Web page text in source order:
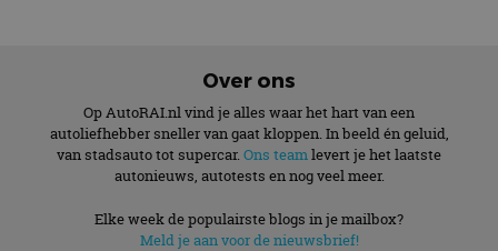
Over ons
Op AutoRAI.nl vind je alles waar het hart van een
autoliefhebber sneller van gaat kloppen. In beeld én geluid,
van stadsauto tot supercar. Ons teamlevert je het laatste
autonieuws, autotests en nog veel meer.
Elke week de populairste blogs in je mailbox?
Meld je aan voor de nieuwsbrief!